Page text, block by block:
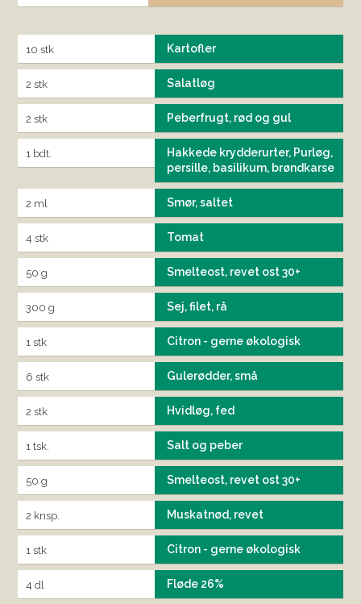
10 stk Kartofler
2 stk Salatløg
2 stk Peberfrugt, rød og gul
1 bdt.
Hakkede krydderurter, Purløg,
persille, basilikum, brøndkarse
2 ml Smør, saltet
4 stk Tomat
50 g Smelteost, revet ost 30+
300 g Sej, filet, rå
1 stk Citron - gerne økologisk
6 stk Gulerødder, små
2 stk Hvidløg, fed
1 tsk. Salt og peber
50 g Smelteost, revet ost 30+
2 knsp. Muskatnød, revet
1 stk Citron - gerne økologisk
4 dl Fløde 26%